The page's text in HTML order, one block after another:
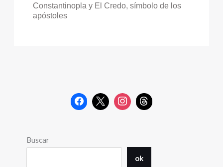
Constantinopla y El Credo, símbolo de los
apóstoles
Buscar
ok